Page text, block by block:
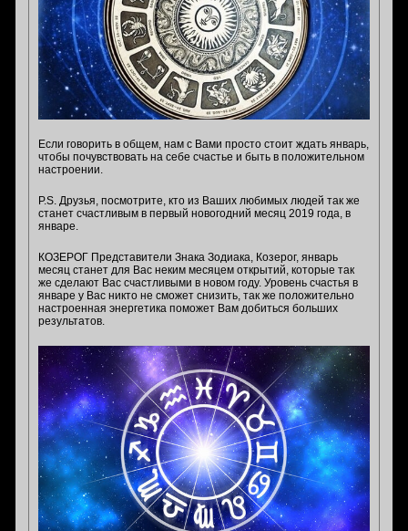
Если говорить в общем, нам с Вами просто стоит ждать январь,
чтобы почувствовать на себе счастье и быть в положительном
настроении.
P.S. Друзья, посмотрите, кто из Ваших любимых людей так же
станет счастливым в первый новогодний месяц 2019 года, в
январе.
КОЗЕРОГ Представители Знака Зодиака, Козерог, январь
месяц станет для Вас неким месяцем открытий, которые так
же сделают Вас счастливыми в новом году. Уровень счастья в
январе у Вас никто не сможет снизить, так же положительно
настроенная энергетика поможет Вам добиться больших
результатов.